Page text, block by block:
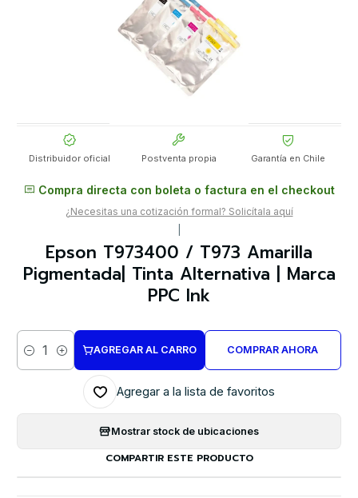
Distribuidor oficial Postventa propia Garantía en Chile
Compra directa con boleta o factura en el checkout
¿Necesitas una cotización formal? Solicítala aquí
Epson T973400 / T973 Amarilla
Pigmentada| Tinta Alternativa | Marca
PPC Ink
Cantidad
AGREGAR AL CARRO COMPRAR AHORA
Agregar a la lista de favoritos
Mostrar stock de ubicaciones
COMPARTIR ESTE PRODUCTO